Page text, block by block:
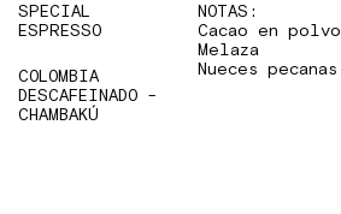
SPECIAL
ESPRESSO
COLOMBIA
DESCAFEINADO -
CHAMBAKÚ
NOTAS:
Cacao en polvo
Melaza
Nueces pecanas